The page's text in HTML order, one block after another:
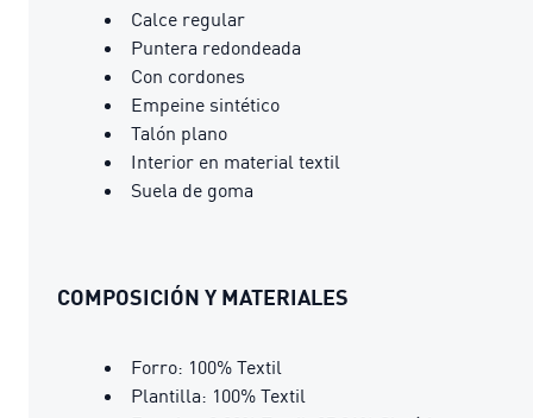
Calce regular
Puntera redondeada
Con cordones
Empeine sintético
Talón plano
Interior en material textil
Suela de goma
COMPOSICIÓN Y MATERIALES
Forro: 100% Textil
Plantilla: 100% Textil